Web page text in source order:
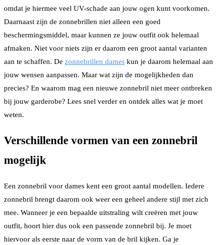
omdat je hiermee veel UV-schade aan jouw ogen kunt voorkomen.
Daarnaast zijn de zonnebrillen niet alleen een goed
beschermingsmiddel, maar kunnen ze jouw outfit ook helemaal
afmaken. Niet voor niets zijn er daarom een groot aantal varianten
aan te schaffen. De zonnebrillen dames kun je daarom helemaal aan
jouw wensen aanpassen. Maar wat zijn de mogelijkheden dan
precies? En waarom mag een nieuwe zonnebril niet meer ontbreken
bij jouw garderobe? Lees snel verder en ontdek alles wat je moet
weten.
Verschillende vormen van een zonnebril
mogelijk
Een zonnebril voor dames kent een groot aantal modellen. Iedere
zonnebril brengt daarom ook weer een geheel andere stijl met zich
mee. Wanneer je een bepaalde uitstraling wilt creëren met jouw
outfit, hoort hier dus ook een passende zonnebril bij. Je moet
hiervoor als eerste naar de vorm van de bril kijken. Ga je